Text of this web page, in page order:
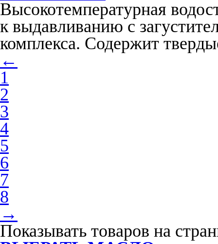
Высокотемпературная
к выдавливанию с
комплекса. Cодержит
←
1
2
3
4
5
6
7
8
→
Показывать товаров на